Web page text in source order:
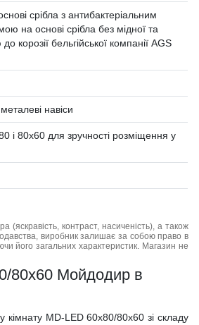
срібла з антибактеріальним
на основі срібла без мідної та
корозії бельгійської компанії AGS
навіси
і 80х60 для зручності розміщення у
(яскравість, контраст, насиченість), а також
виробник залишає за собою право в
його загальних характеристик. Магазин не
80x60 Мойдодир в
MD-LED 60x80/80x60 зі складу